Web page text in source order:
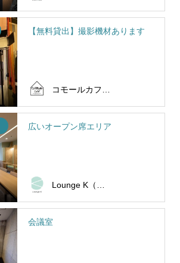
【無料貸出】撮影機材あります
広いオープン席エリア
会議室